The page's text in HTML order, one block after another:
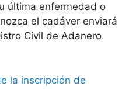
última enfermedad o
el cadáver enviará
Civil de Adanero
la inscripción de